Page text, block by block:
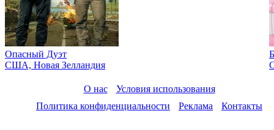
Опасный Дуэт
США, Новая Зелландия
О нас
Условия использования
Политика конфиденциальности
Реклама Контакты